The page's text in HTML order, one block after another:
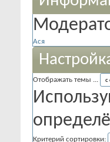
Ася
Отображать темы ...
Критерий сортировки: